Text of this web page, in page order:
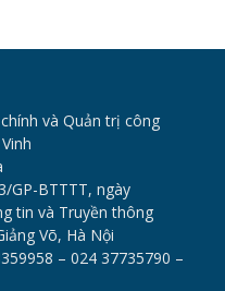
và Quản trị công
GP-BTTTT, ngày
tin và Truyền thông
Võ, Hà Nội
– 024 37735790 –